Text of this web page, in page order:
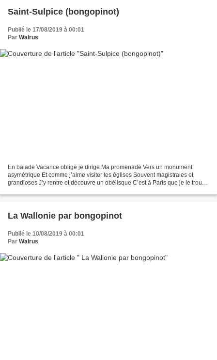
Saint-Sulpice (bongopinot)
Publié le 17/08/2019 à 00:01
Par Walrus
En balade Vacance oblige je dirige Ma promenade Vers un monument
asymétrique Et comme j’aime visiter les églises Souvent magistrales et
grandioses J’y rentre et découvre un obélisque C’est à Paris que je le trouve
La Wallonie par bongopinot
Publié le 10/08/2019 à 00:01
Par Walrus